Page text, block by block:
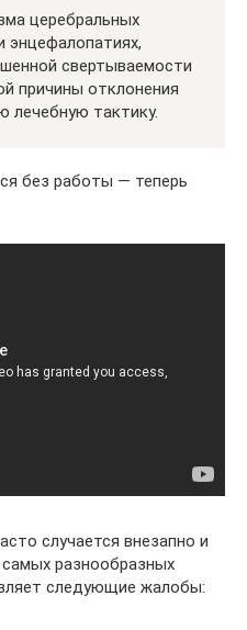
церебральных
энцефалопатиях,
свертываемости
причины отклонения
лечебную тактику.
без работы — теперь
случается внезапно и
разнообразных
следующие жалобы: